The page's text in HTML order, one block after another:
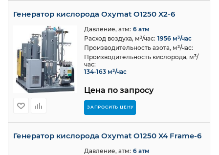
Генератор кислорода Oxymat O1250 X2-6
Цена по запросу
ЗАПРОСИТЬ ЦЕНУ
Давление, атм: 6 атм
Расход воздуха, м³/час: 1956 м³/час
Производительность азота, м³/час:
Производительность кислорода, м³/
час:
134-163 м³/час
Генератор кислорода Oxymat O1250 X4 Frame-6
Давление, атм: 6 атм